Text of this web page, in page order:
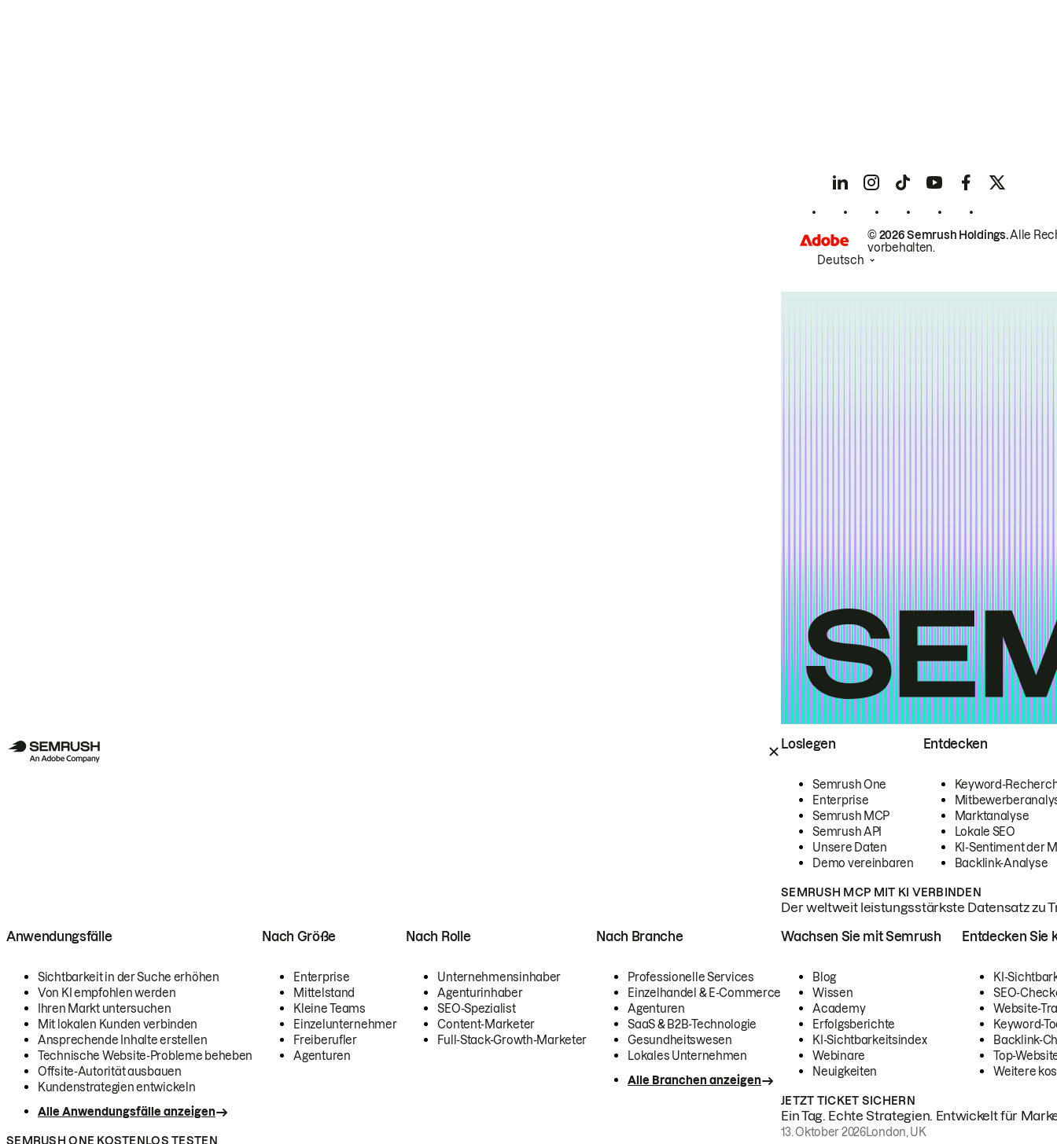
Loslegen
Semrush One
Enterprise
Semrush MCP
Semrush API
Unsere Daten
Demo vereinbaren
Entdecken
Keyword-
Marktanalyse
Lokale SEO
KI-Sentiment der
Backlink-Analyse
SEMRUSH MCP MIT KI VERBINDEN
Der weltweit leistungsstärkste Datensatz zu
Anwendungsfälle
Sichtbarkeit in der Suche erhöhen
Von KI empfohlen werden
Ihren Markt untersuchen
Mit lokalen Kunden verbinden
Ansprechende Inhalte erstellen
Technische Website-Probleme beheben
Offsite-Autorität ausbauen
Kundenstrategien entwickeln
Alle Anwendungsfälle anzeigen
Nach Größe
Enterprise
Mittelstand
Kleine Teams
Einzelunternehmer
Freiberufler
Agenturen
Nach Rolle
Unternehmensinhaber
Agenturinhaber
SEO-Spezialist
Content-Marketer
Full-Stack-Growth-Marketer
Nach Branche
Professionelle Services
Einzelhandel & E-Commerce
Agenturen
SaaS & B2B-Technologie
Gesundheitswesen
Lokales Unternehmen
Alle Branchen anzeigen
SEMRUSH ONE KOSTENLOS TESTEN
Wachsen Sie mit Semrush
Blog
Wissen
Academy
Erfolgsberichte
KI-Sichtbarkeitsindex
Webinare
Neuigkeiten
Entdecken Sie
KI-
SEO-
Website-
Keyword-
Backlink-
Top-
Weitere
JETZT TICKET SICHERN
Ein Tag. Echte Strategien. Entwickelt für
13. Oktober 2026London, UK
© 2026 Semrush Holdings.Alle
vorbehalten.
Deutsch